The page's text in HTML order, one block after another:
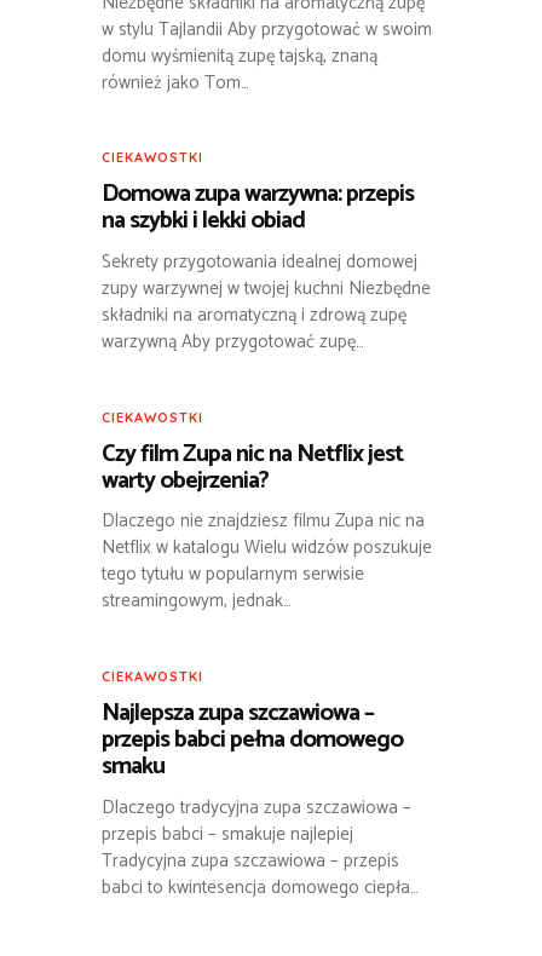
w stylu Tajlandii Aby przygotować w swoim
domu wyśmienitą zupę tajską, znaną
również jako Tom…
CIEKAWOSTKI
Domowa zupa warzywna: przepis
na szybki i lekki obiad
Sekrety przygotowania idealnej domowej
zupy warzywnej w twojej kuchni Niezbędne
składniki na aromatyczną i zdrową zupę
warzywną Aby przygotować zupę…
CIEKAWOSTKI
Czy film Zupa nic na Netflix jest
warty obejrzenia?
Dlaczego nie znajdziesz filmu Zupa nic na
Netflix w katalogu Wielu widzów poszukuje
tego tytułu w popularnym serwisie
streamingowym, jednak…
CIEKAWOSTKI
Najlepsza zupa szczawiowa –
przepis babci pełna domowego
smaku
Dlaczego tradycyjna zupa szczawiowa –
przepis babci – smakuje najlepiej
Tradycyjna zupa szczawiowa – przepis
babci to kwintesencja domowego ciepła…